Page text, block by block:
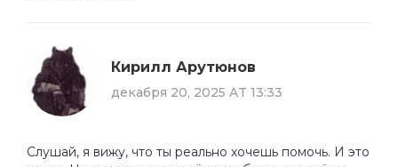
Кирилл Арутюнов
декабря 20, 2025 AT 13:33
Слушай, я вижу, что ты реально хочешь помочь. И это